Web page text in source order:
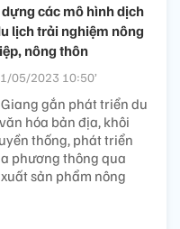
các mô hình dịch
lịch trải nghiệm nông
nông thôn
05/2023 10:50’
gắn phát triển du
hóa bản địa, khôi
thống, phát triển
phương thông qua
sản phẩm nông